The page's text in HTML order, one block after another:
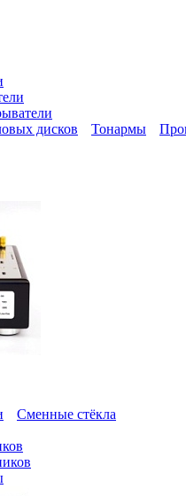
дисков
Тонармы
Сменные стёкла